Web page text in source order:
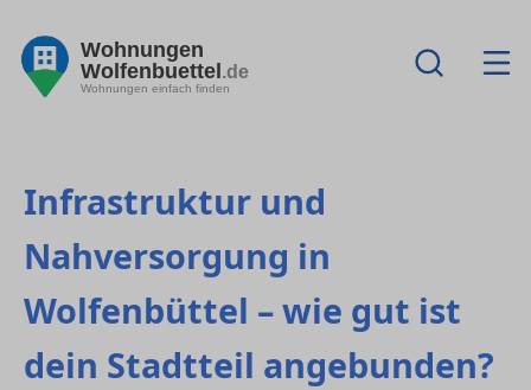
Wohnungen
Wolfenbuettel.de
Wohnungen einfach finden
Infrastruktur und
Nahversorgung in
Wolfenbüttel – wie gut ist
dein Stadtteil angebunden?